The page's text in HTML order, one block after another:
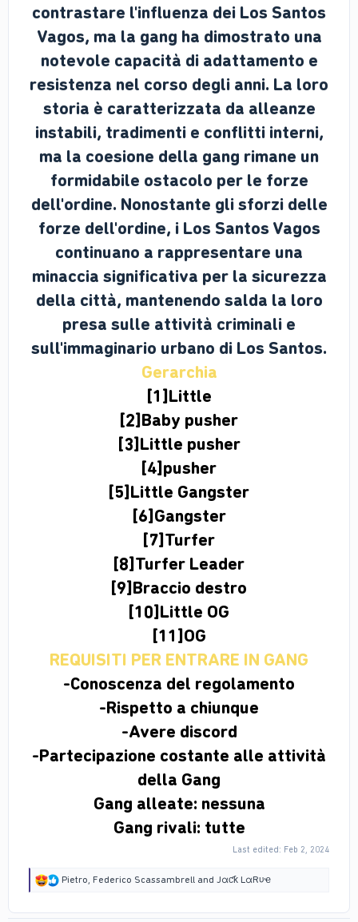
contrastare l'influenza dei Los Santos
Vagos, ma la gang ha dimostrato una
notevole capacità di adattamento e
resistenza nel corso degli anni. La loro
storia è caratterizzata da alleanze
instabili, tradimenti e conflitti interni,
ma la coesione della gang rimane un
formidabile ostacolo per le forze
dell'ordine. Nonostante gli sforzi delle
forze dell'ordine, i Los Santos Vagos
continuano a rappresentare una
minaccia significativa per la sicurezza
della città, mantenendo salda la loro
presa sulle attività criminali e
sull'immaginario urbano di Los Santos.
Gerarchia
[1]Little
[2]Baby pusher
[3]Little pusher
[4]pusher
[5]Little Gangster
[6]Gangster
[7]Turfer
[8]Turfer Leader
[9]Braccio destro
[10]Little OG
[11]OG
REQUISITI PER ENTRARE IN GANG
-Conoscenza del regolamento
-Rispetto a chiunque
-Avere discord
-Partecipazione costante alle attività
della Gang
Gang alleate: nessuna
Gang rivali: tutte
Last edited: Feb 2, 2024
R
Pietro, Federico Scassambrell and Jαƈƙ LαRυҽ